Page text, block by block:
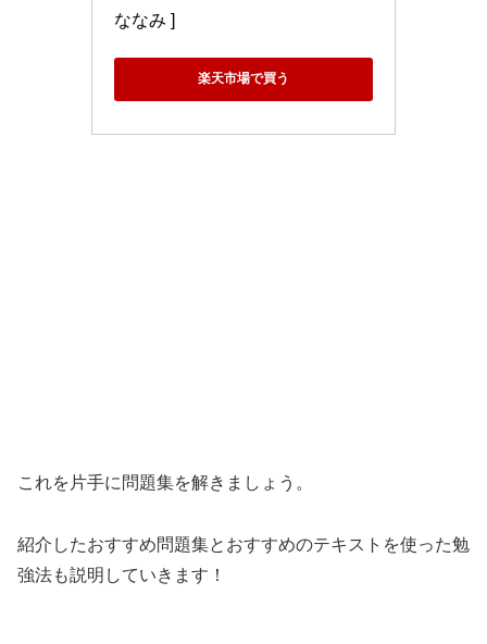
ななみ ]
楽天市場で買う
これを片手に問題集を解きましょう。
紹介したおすすめ問題集とおすすめのテキストを使った勉
強法も説明していきます！